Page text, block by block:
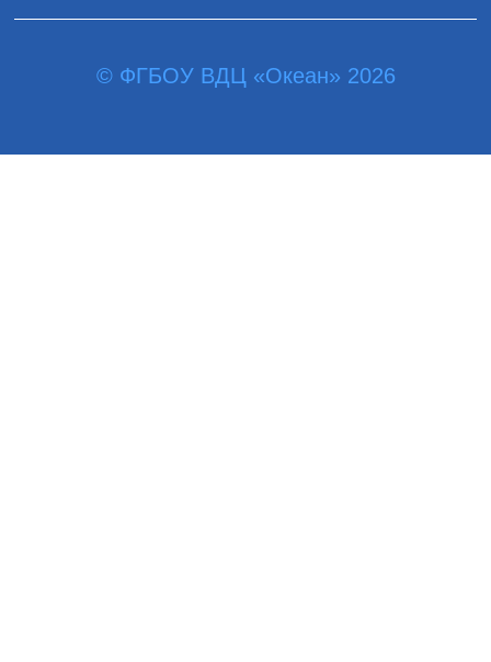
© ФГБОУ ВДЦ «Океан» 2026